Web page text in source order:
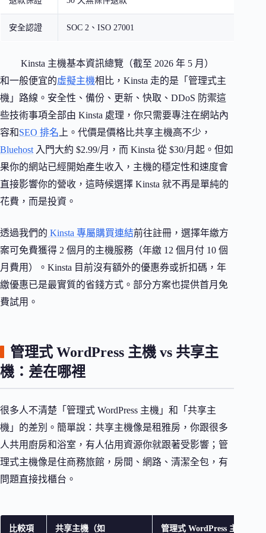
安全認證 SOC 2、ISO 27001
Kinsta 主機基本資訊總覽（截至 2026 年 5 月）
和一般便宜的虛擬主機相比，Kinsta 走的是「管理式主
機」路線。安全性、備份、更新、快取、DDoS 防禦這
些技術事項全部由 Kinsta 處理，你只需要專注在網站內
容和SEO 排名 上。代價是價格比共享主機高不少，
Bluehost 入門大約 $2.99/月，而 Kinsta 從 $30/月起。但如
果你的網站已經開始產生收入，主機的穩定性和速度會
直接影響你的營收，這時候選擇 Kinsta 就不再是單純的
花費，而是投資。
透過我們的 Kinsta 專屬購買連結前往註冊，選擇年繳方
案可免費獲得 2 個月的主機服務（年繳 12 個月付 10 個
月費用）。Kinsta 目前沒有額外的優惠券或折扣碼，年
繳優惠已是最實質的省錢方式。部分方案也提供首月免
費試用。
管理式 WordPress 主機 vs 共享主
機：差在哪裡
很多人不清楚「管理式 WordPress 主機」和「共享主
機」的差別。簡單說：共享主機像是租雅房，你跟很多
人共用廚房和浴室，有人佔用資源你就跟著受影響；管
理式主機像是住商務旅館，房間、網路、清潔全包，有
問題直接找櫃台。
比較項 共享主機（如 管理式 WordPress 主機（